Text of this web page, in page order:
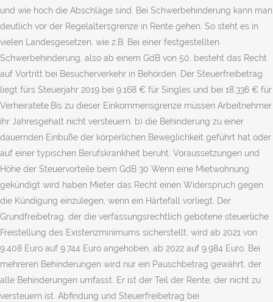
und wie hoch die Abschläge sind. Bei Schwerbehinderung kann man
deutlich vor der Regelaltersgrenze in Rente gehen. So steht es in
vielen Landesgesetzen, wie z.B. Bei einer festgestellten
Schwerbehinderung, also ab einem GdB von 50, besteht das Recht
auf Vortritt bei Besucherverkehr in Behörden. Der Steuerfreibetrag
liegt fürs Steuerjahr 2019 bei 9.168 € für Singles und bei 18.336 € für
Verheiratete.Bis zu dieser Einkommensgrenze müssen Arbeitnehmer
ihr Jahresgehalt nicht versteuern. b) die Behinderung zu einer
dauernden Einbuße der körperlichen Beweglichkeit geführt hat oder
auf einer typischen Berufskrankheit beruht. Voraussetzungen und
Höhe der Steuervorteile beim GdB 30 Wenn eine Mietwohnung
gekündigt wird haben Mieter das Recht einen Widerspruch gegen
die Kündigung einzulegen, wenn ein Härtefall vorliegt. Der
Grundfreibetrag, der die verfassungsrechtlich gebotene steuerliche
Freistellung des Existenzminimums sicherstellt, wird ab 2021 von
9.408 Euro auf 9.744 Euro angehoben, ab 2022 auf 9.984 Euro. Bei
mehreren Behinderungen wird nur ein Pauschbetrag gewährt, der
alle Behinderungen umfasst. Er ist der Teil der Rente, der nicht zu
versteuern ist. Abfindung und Steuerfreibetrag bei